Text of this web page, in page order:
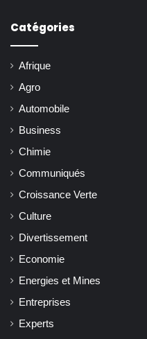
Catégories
Afrique
Agro
Automobile
Business
Chimie
Communiqués
Croissance Verte
Culture
Divertissement
Economie
Energies et Mines
Entreprises
Experts